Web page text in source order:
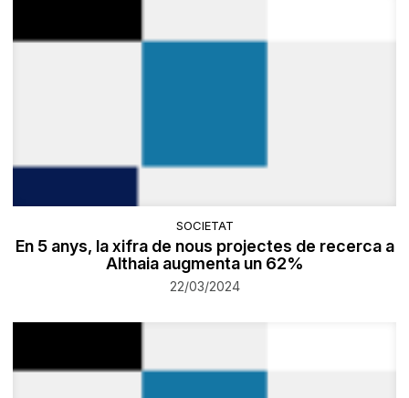
SOCIETAT
En 5 anys, la xifra de nous projectes de recerca a
Althaia augmenta un 62%
22/03/2024